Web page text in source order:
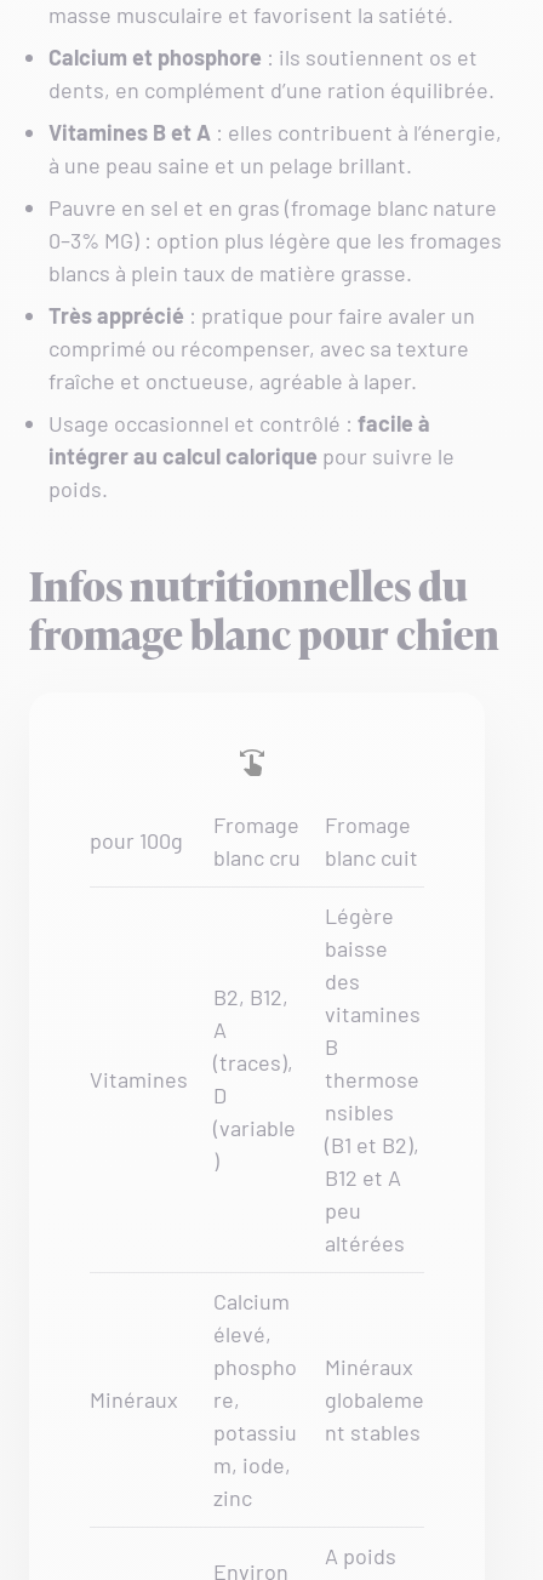
masse musculaire et favorisent la satiété.
Calcium et phosphore : ils soutiennent os et
dents, en complément d’une ration équilibrée.
Vitamines B et A : elles contribuent à l’énergie,
à une peau saine et un pelage brillant.
Pauvre en sel et en gras (fromage blanc nature
0–3% MG) : option plus légère que les fromages
blancs à plein taux de matière grasse.
Trèsapprécié : pratique pour faire avaler un
comprimé ou récompenser, avec sa texture
fraîche et onctueuse, agréable à laper.
Usage occasionnel et contrôlé : facile à
intégrer au calcul calorique pour suivre le
poids.
Infos nutritionnelles du
fromage blanc pour chien
pour 100g
Fromage
blanc cru
Fromage
blanc cuit
Vitamines
B2, B12,
A
(traces),
D
(variable
)
Légère
baisse
des
vitamines
B
thermose
nsibles
(B1 et B2),
B12 et A
peu
altérées
Minéraux
Calcium
élevé,
phospho
re,
potassiu
m, iode,
zinc
Minéraux
globaleme
nt stables
Environ
A poids